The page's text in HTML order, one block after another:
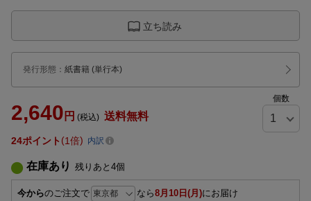
立ち読み
発行形態 ： 紙書籍 (単行本)
2,640 円 (税込) 送料無料
個数
24ポイント 1倍 内訳
在庫あり 残りあと 4個
今からのご注文で なら8月10日(月)にお届け